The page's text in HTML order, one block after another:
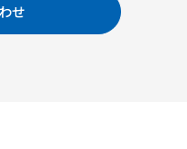
せ